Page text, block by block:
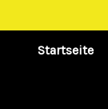
Startseite